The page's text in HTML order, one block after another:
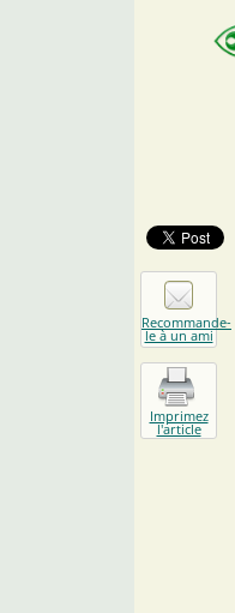
Recommande-
le à un ami
Imprimez
l'article